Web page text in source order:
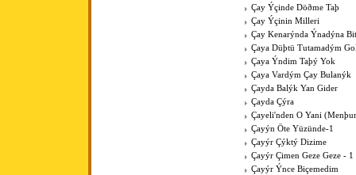
Çay Ýçinde Döðme Taþ
Çay Ýçinin Milleri
Çay Kenarýnda Ýnadýna
Çaya Düþtü Tutamadým
Çaya Ýndim Taþý Yok
Çaya Vardým Çay Bulanýk
Çayda Balýk Yan Gider
Çayda Çýra
Çayeli'nden O Yani
Çayýn Öte Yüzünde-1
Çayýr Çýktý Dizime
Çayýr Çimen Geze Geze - 1
Çayýr Ýnce Biçemedim